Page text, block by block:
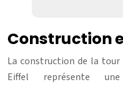
Construction
La construction de la tour
Eiffel représente une